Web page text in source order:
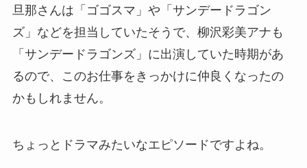
旦那さんは「ゴゴスマ」や「サンデードラゴン
ズ」などを担当していたそうで、柳沢彩美アナも
「サンデードラゴンズ」に出演していた時期があ
るので、このお仕事をきっかけに仲良くなったの
かもしれません。
ちょっとドラマみたいなエピソードですよね。